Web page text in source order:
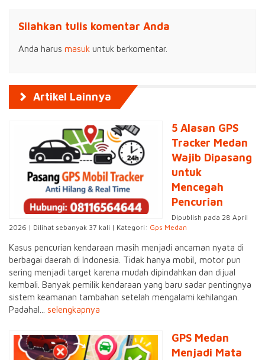
Silahkan tulis komentar Anda
Anda harus masuk untuk berkomentar.
Artikel Lainnya
5 Alasan GPS
Tracker Medan
Wajib Dipasang
untuk
Mencegah
Pencurian
Dipublish pada 28 April
2026 | Dilihat sebanyak 37 kali | Kategori: Gps Medan
Kasus pencurian kendaraan masih menjadi ancaman nyata di
berbagai daerah di Indonesia. Tidak hanya mobil, motor pun
sering menjadi target karena mudah dipindahkan dan dijual
kembali. Banyak pemilik kendaraan yang baru sadar pentingnya
sistem keamanan tambahan setelah mengalami kehilangan.
Padahal... selengkapnya
GPS Medan
Menjadi Mata